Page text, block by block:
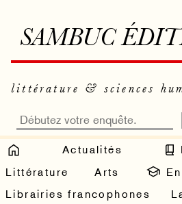
SAMBUC
littérature & sciences
Actualités
Littérature
Arts
Librairies francophones